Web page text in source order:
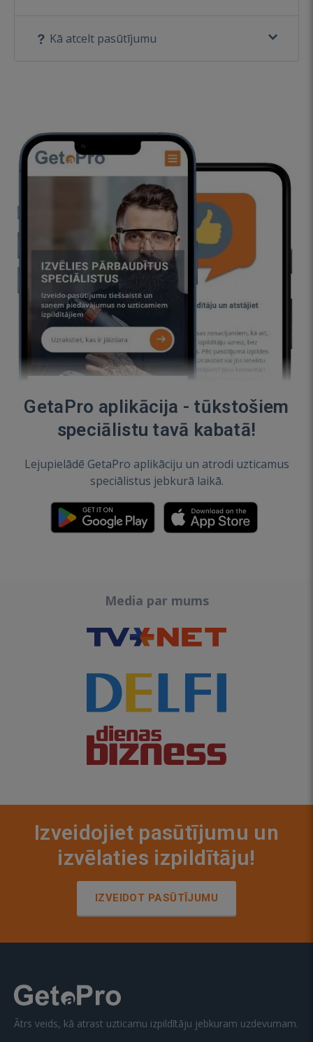
Kā atcelt pasūtījumu
GetaPro aplikācija - tūkstošiem
speciālistu tavā kabatā!
Lejupielādē GetaPro aplikāciju un atrodi uzticamus
speciālistus jebkurā laikā.
Media par mums
Izveidojiet pasūtījumu un
izvēlaties izpildītāju!
IZVEIDOT PASŪTĪJUMU
Ātrs veids, kā atrast uzticamu izpildītāju jebkuram uzdevumam.